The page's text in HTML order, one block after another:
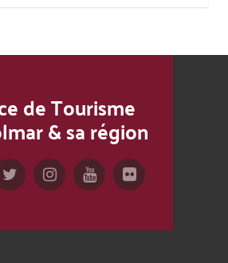
de Tourisme
& sa région